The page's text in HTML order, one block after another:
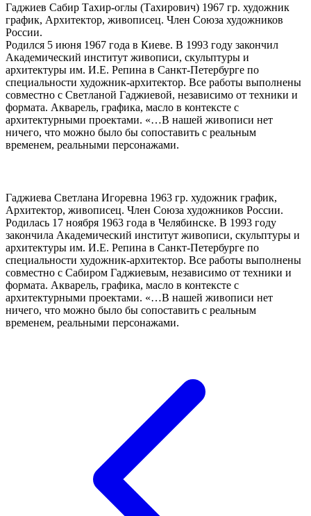
Гаджиев Сабир Тахир-оглы (Тахирович) 1967 гр. художник
график, Архитектор, живописец. Член Союза художников
России.
Родился 5 июня 1967 года в Киеве. В 1993 году закончил
Академический институт живописи, скульптуры и
архитектуры им. И.Е. Репина в Санкт-Петербурге по
специальности художник-архитектор. Все работы выполнены
совместно с Светланой Гаджиевой, независимо от техники и
формата. Акварель, графика, масло в контексте с
архитектурными проектами. «…В нашей живописи нет
ничего, что можно было бы сопоставить с реальным
временем, реальными персонажами.
Гаджиева Светлана Игоревна 1963 гр. художник график,
Архитектор, живописец. Член Союза художников России.
Родилась 17 ноября 1963 года в Челябинске. В 1993 году
закончила Академический институт живописи, скульптуры и
архитектуры им. И.Е. Репина в Санкт-Петербурге по
специальности художник-архитектор. Все работы выполнены
совместно с Сабиром Гаджиевым, независимо от техники и
формата. Акварель, графика, масло в контексте с
архитектурными проектами. «…В нашей живописи нет
ничего, что можно было бы сопоставить с реальным
временем, реальными персонажами.